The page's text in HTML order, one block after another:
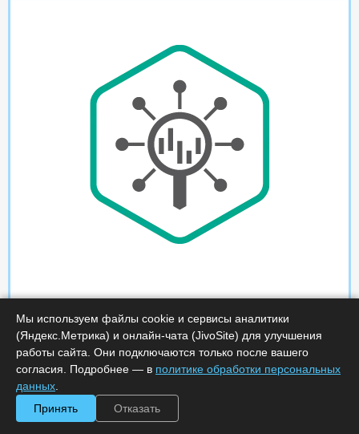
Мы используем файлы cookie и сервисы аналитики
(Яндекс.Метрика) и онлайн-чата (JivoSite) для улучшения
работы сайта. Они подключаются только после вашего
согласия. Подробнее — в политике обработки персональных
данных
Принять
Отказать